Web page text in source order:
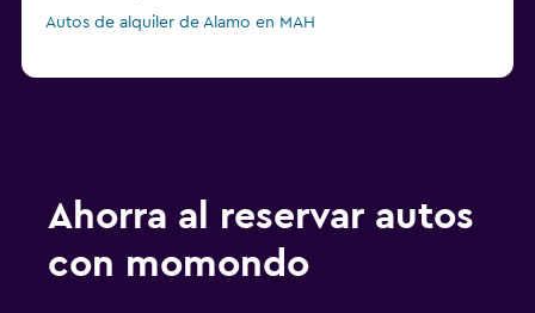
Autos de alquiler de Alamo en MAH
Ahorra al reservar autos
con momondo